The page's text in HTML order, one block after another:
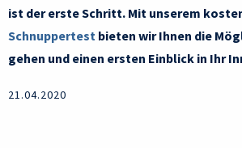
ist der erste Schritt. Mit unserem
Schnuppertest bieten wir Ihnen die
gehen und einen ersten Einblick in Ihr
21.04.2020